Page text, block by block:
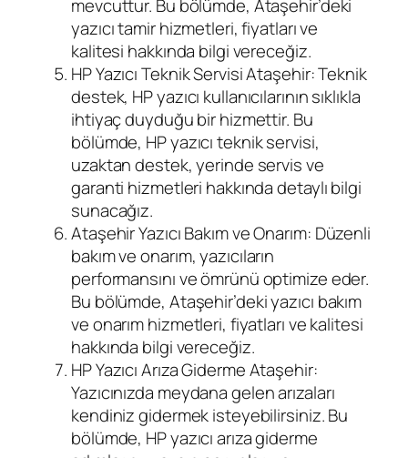
mevcuttur. Bu bölümde, Ataşehir’deki
yazıcı tamir hizmetleri, fiyatları ve
kalitesi hakkında bilgi vereceğiz.
HP Yazıcı Teknik Servisi Ataşehir: Teknik
destek, HP yazıcı kullanıcılarının sıklıkla
ihtiyaç duyduğu bir hizmettir. Bu
bölümde, HP yazıcı teknik servisi,
uzaktan destek, yerinde servis ve
garanti hizmetleri hakkında detaylı bilgi
sunacağız.
Ataşehir Yazıcı Bakım ve Onarım: Düzenli
bakım ve onarım, yazıcıların
performansını ve ömrünü optimize eder.
Bu bölümde, Ataşehir’deki yazıcı bakım
ve onarım hizmetleri, fiyatları ve kalitesi
hakkında bilgi vereceğiz.
HP Yazıcı Arıza Giderme Ataşehir:
Yazıcınızda meydana gelen arızaları
kendiniz gidermek isteyebilirsiniz. Bu
bölümde, HP yazıcı arıza giderme